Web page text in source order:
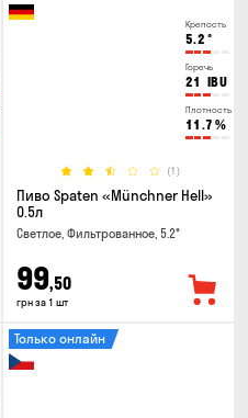
Крепость
5.2 °
Горечь
21 IBU
Плотность
11.7 %
(1)
Пиво Spaten «Münchner Hell»
0.5л
Светлое, Фильтрованное, 5.2°
99,50
грн за 1 шт
Только онлайн